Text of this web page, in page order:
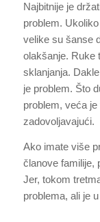
Najbitnije je
problem.
velike su šanse
olakšanje. Ruke
sklanjanja.
je problem. Što
problem, veća
zadovoljavajući.
Ako imate više
članove familije,
Jer, tokom
problema, ali je